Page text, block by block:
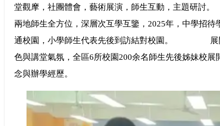
堂觀摩，社團體會，藝術展演，師生互動，主題
兩地師生全方位，深層次互學互鑒，2025年，中學招
通校園，小學師生代表先後到訪結對校園。 展開
色與講堂氣氛，全區6所校園200余名師生先後姊妹校
念與辦學經歷。